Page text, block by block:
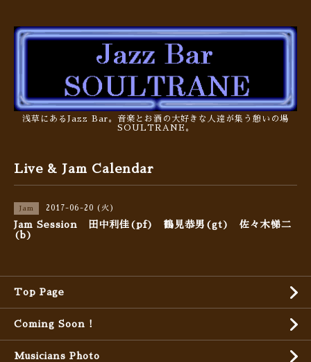
浅草にあるJazz Bar。音楽とお酒の大好きな人達が集う憩いの場
SOULTRANE。
Live & Jam Calendar
Jam 2017-06-20 (火)
Jam Session 田中利佳(pf) 鶴見恭男(gt) 佐々木悌二
(b)
Top Page
Coming Soon !
Musicians Photo